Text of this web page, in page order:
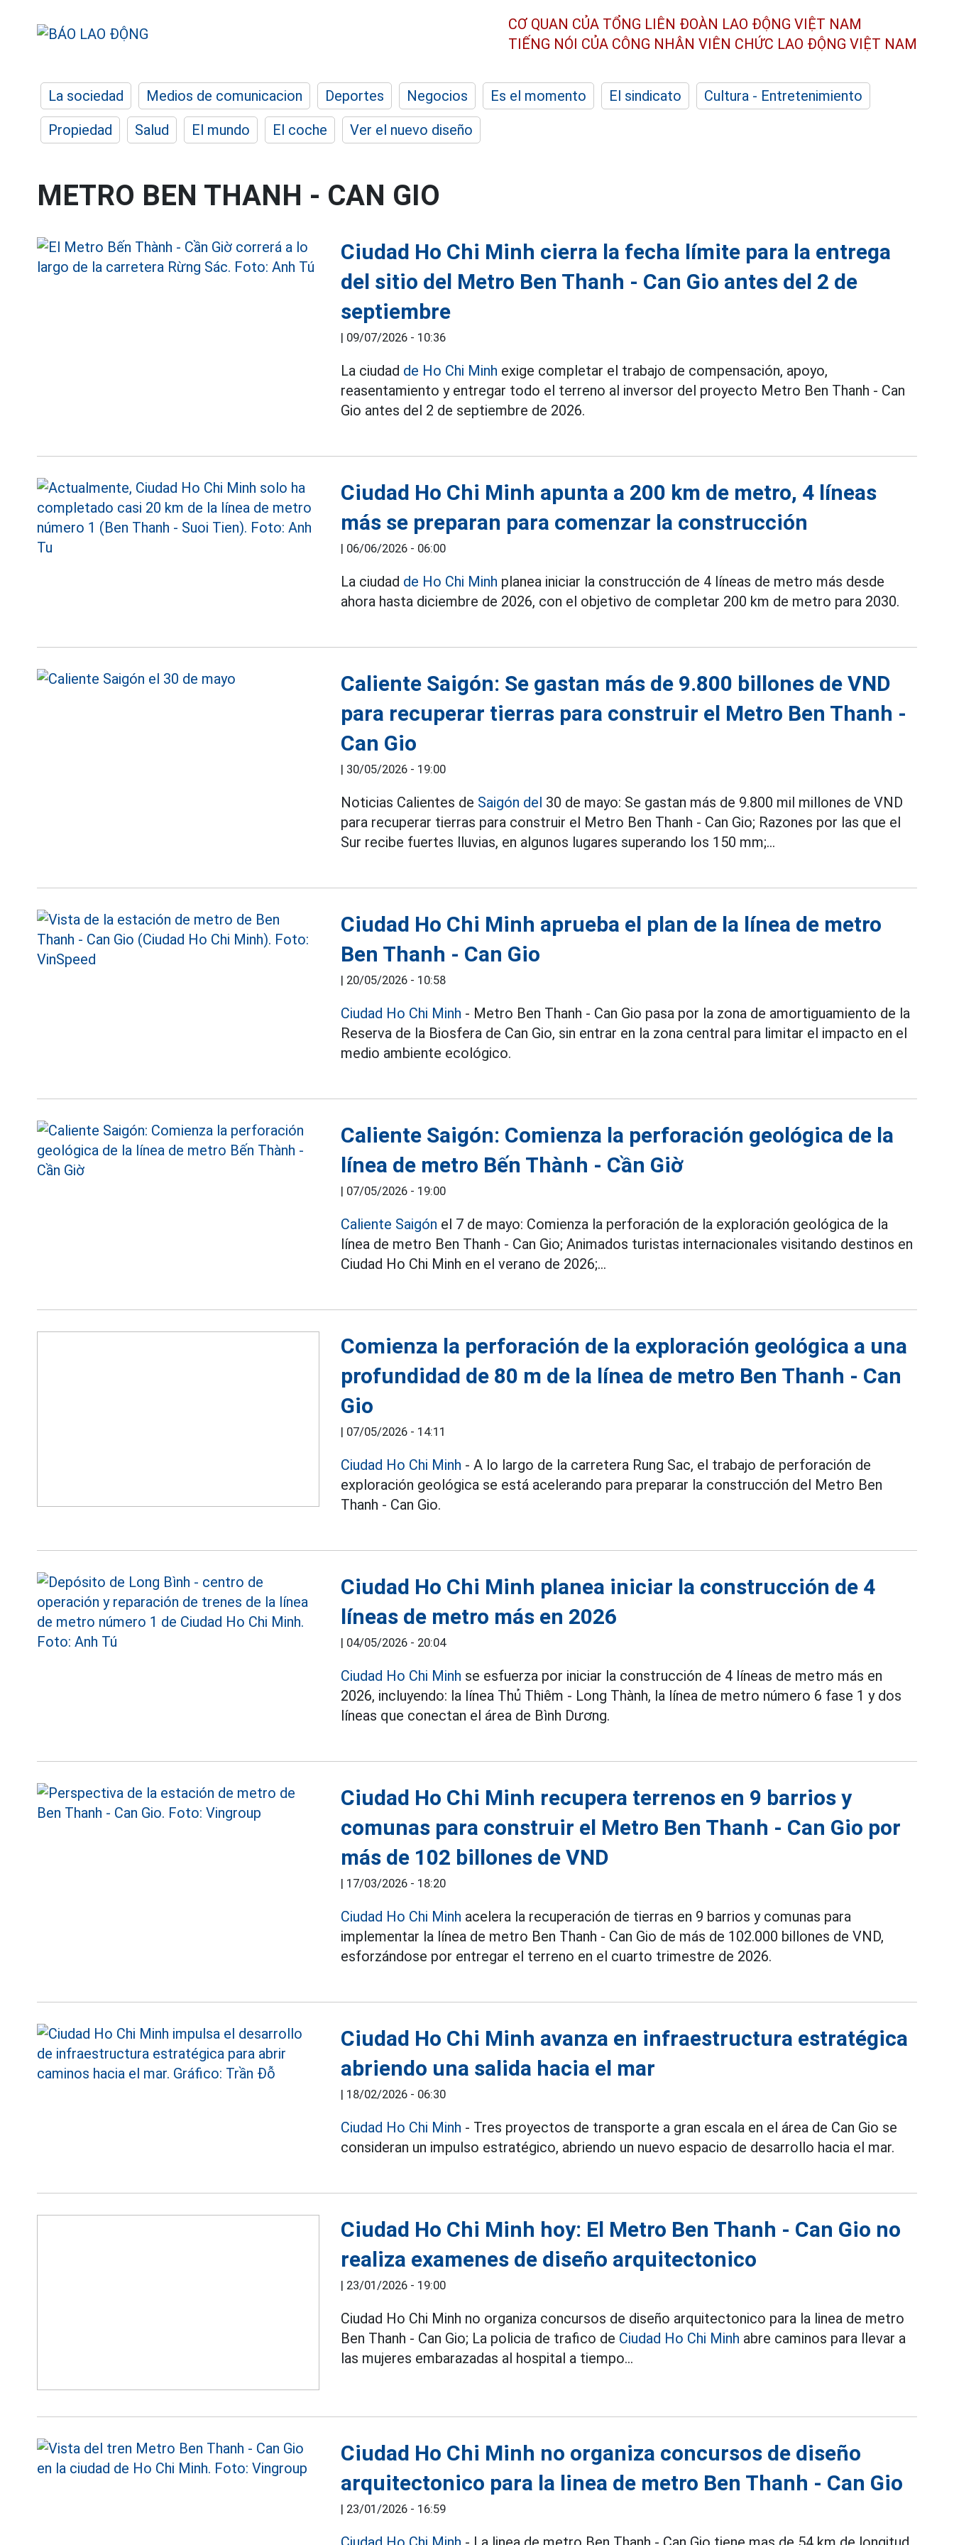
CƠ QUAN CỦA TỔNG LIÊN ĐOÀN LAO ĐỘNG VIỆT NAM
TIẾNG NÓI CỦA CÔNG NHÂN VIÊN CHỨC LAO ĐỘNG VIỆT NAM
La sociedad Medios de comunicacion Deportes Negocios Es el momento El sindicato
Cultura - Entretenimiento
Propiedad
Salud El mundo El coche Ver el nuevo diseño
METRO BEN THANH - CAN GIO
Ciudad Ho Chi Minh cierra la fecha límite para la entrega
del sitio del Metro Ben Thanh - Can Gio antes del 2 de
septiembre
| 09/07/2026 - 10:36
La ciudad de Ho Chi Minh exige completar el trabajo de compensación, apoyo,
reasentamiento y entregar todo el terreno al inversor del proyecto Metro Ben Thanh - Can
Gio antes del 2 de septiembre de 2026.
Ciudad Ho Chi Minh apunta a 200 km de metro, 4 líneas
más se preparan para comenzar la construcción
| 06/06/2026 - 06:00
La ciudad de Ho Chi Minh planea iniciar la construcción de 4 líneas de metro más desde
ahora hasta diciembre de 2026, con el objetivo de completar 200 km de metro para 2030.
Caliente Saigón: Se gastan más de 9.800 billones de VND
para recuperar tierras para construir el Metro Ben Thanh -
Can Gio
| 30/05/2026 - 19:00
Noticias Calientes de Saigón del 30 de mayo: Se gastan más de 9.800 mil millones de VND
para recuperar tierras para construir el Metro Ben Thanh - Can Gio; Razones por las que el
Sur recibe fuertes lluvias, en algunos lugares superando los 150 mm;...
Ciudad Ho Chi Minh aprueba el plan de la línea de metro
Ben Thanh - Can Gio
| 20/05/2026 - 10:58
Ciudad Ho Chi Minh - Metro Ben Thanh - Can Gio pasa por la zona de amortiguamiento de la
Reserva de la Biosfera de Can Gio, sin entrar en la zona central para limitar el impacto en el
medio ambiente ecológico.
Caliente Saigón: Comienza la perforación geológica de la
línea de metro Bến Thành - Cần Giờ
| 07/05/2026 - 19:00
Caliente Saigón el 7 de mayo: Comienza la perforación de la exploración geológica de la
línea de metro Ben Thanh - Can Gio; Animados turistas internacionales visitando destinos en
Ciudad Ho Chi Minh en el verano de 2026;...
Comienza la perforación de la exploración geológica a una
profundidad de 80 m de la línea de metro Ben Thanh - Can
Gio
| 07/05/2026 - 14:11
Ciudad Ho Chi Minh - A lo largo de la carretera Rung Sac, el trabajo de perforación de
exploración geológica se está acelerando para preparar la construcción del Metro Ben
Thanh - Can Gio.
Ciudad Ho Chi Minh planea iniciar la construcción de 4
líneas de metro más en 2026
| 04/05/2026 - 20:04
Ciudad Ho Chi Minh se esfuerza por iniciar la construcción de 4 líneas de metro más en
2026, incluyendo: la línea Thủ Thiêm - Long Thành, la línea de metro número 6 fase 1 y dos
líneas que conectan el área de Bình Dương.
Ciudad Ho Chi Minh recupera terrenos en 9 barrios y
comunas para construir el Metro Ben Thanh - Can Gio por
más de 102 billones de VND
| 17/03/2026 - 18:20
Ciudad Ho Chi Minh acelera la recuperación de tierras en 9 barrios y comunas para
implementar la línea de metro Ben Thanh - Can Gio de más de 102.000 billones de VND,
esforzándose por entregar el terreno en el cuarto trimestre de 2026.
Ciudad Ho Chi Minh avanza en infraestructura estratégica
abriendo una salida hacia el mar
| 18/02/2026 - 06:30
Ciudad Ho Chi Minh - Tres proyectos de transporte a gran escala en el área de Can Gio se
consideran un impulso estratégico, abriendo un nuevo espacio de desarrollo hacia el mar.
Ciudad Ho Chi Minh hoy: El Metro Ben Thanh - Can Gio no
realiza examenes de diseño arquitectonico
| 23/01/2026 - 19:00
Ciudad Ho Chi Minh no organiza concursos de diseño arquitectonico para la linea de metro
Ben Thanh - Can Gio; La policia de trafico de Ciudad Ho Chi Minh abre caminos para llevar a
las mujeres embarazadas al hospital a tiempo...
Ciudad Ho Chi Minh no organiza concursos de diseño
arquitectonico para la linea de metro Ben Thanh - Can Gio
| 23/01/2026 - 16:59